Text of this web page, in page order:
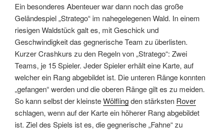
Ein besonderes Abenteuer war dann noch das große
Geländespiel „Stratego“ im nahegelegenen Wald. In einem
riesigen Waldstück galt es, mit Geschick und
Geschwindigkeit das gegnerische Team zu überlisten.
Kurzer Crashkurs zu den Regeln von „Stratego“: Zwei
Teams, je 15 Spieler. Jeder Spieler erhält eine Karte, auf
welcher ein Rang abgebildet ist. Die unteren Ränge konnten
„gefangen“ werden und die oberen Ränge gilt es zu meiden.
So kann selbst der kleinsteWölflingden stärksten Rover
schlagen, wenn auf der Karte ein höherer Rang abgebildet
ist. Ziel des Spiels ist es, die gegnerische „Fahne“ zu